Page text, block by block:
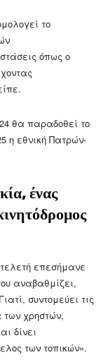
το
όπως ο
θα παραδοθεί το
η εθνική Πατρών-
ένας
επεσήμανε
αναβαθμίζει,
συντομεύει τις
των χρηστών,
δίνει
των τοπικών».